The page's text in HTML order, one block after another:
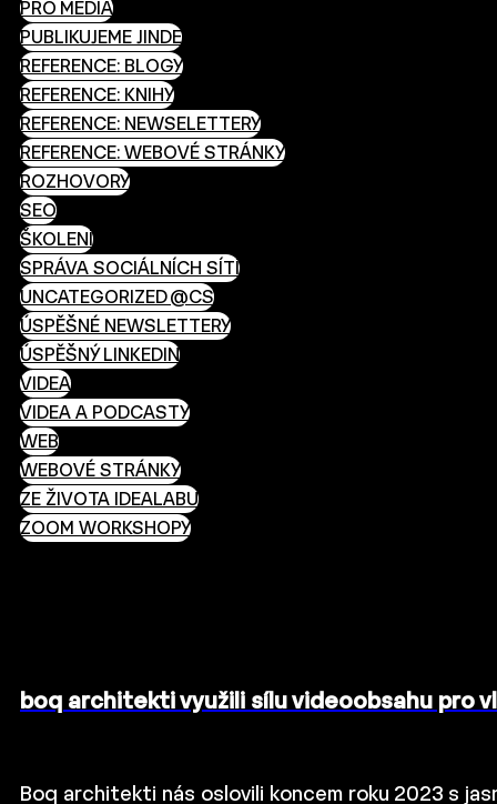
PRO MÉDIA
PUBLIKUJEME JINDE
REFERENCE: BLOGY
REFERENCE: KNIHY
REFERENCE: NEWSELETTERY
REFERENCE: WEBOVÉ STRÁNKY
ROZHOVORY
SEO
ŠKOLENÍ
SPRÁVA SOCIÁLNÍCH SÍTÍ
UNCATEGORIZED @CS
ÚSPĚŠNÉ NEWSLETTERY
ÚSPĚŠNÝ LINKEDIN
VIDEA
VIDEA A PODCASTY
WEB
WEBOVÉ STRÁNKY
ZE ŽIVOTA IDEALABU
ZOOM WORKSHOPY
boq architekti využili sílu videoobsahu pro
Boq architekti nás oslovili koncem roku 2023 s